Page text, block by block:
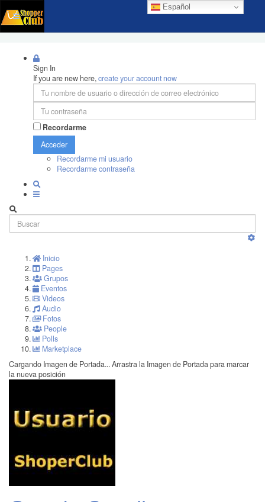
Español
Sign In
If you are new here,create your account now
Recordarme
Acceder
Recordarme mi usuario
Recordarme contraseña
Inicio
Pages
Grupos
Eventos
Videos
Audio
Fotos
People
Polls
Marketplace
Cargando Imagen de Portada... Arrastra la Imagen de Portada para marcar
la nueva posición